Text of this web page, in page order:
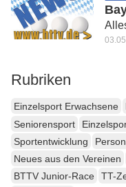
Rubriken
Einzelsport Erwachsene
Seniorensport
Sportentwicklung
Neues aus den Vereinen
BTTV Junior-Race
TT-